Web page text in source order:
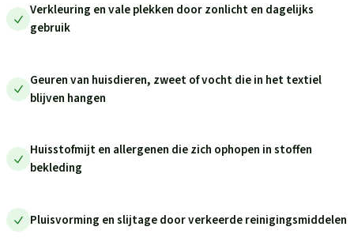
Verkleuring en vale plekken door zonlicht en dagelijks
gebruik
Geuren van huisdieren, zweet of vocht die in het textiel
blijven hangen
Huisstofmijt en allergenen die zich ophopen in stoffen
bekleding
Pluisvorming en slijtage door verkeerde reinigingsmiddelen